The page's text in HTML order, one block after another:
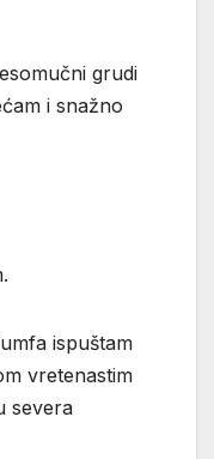
grudi
i snažno
ispuštam
vretenastim
severa